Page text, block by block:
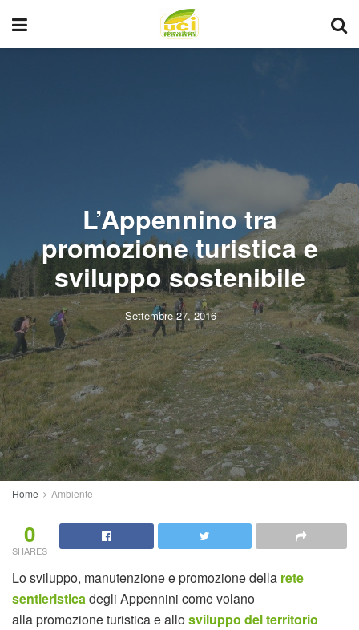
L’Appennino tra
promozione turistica e
sviluppo sostenibile
Settembre 27, 2016
Home Ambiente
0
SHARES
Lo sviluppo, manutenzione e promozione della rete
sentieristicadegli Appennini come volano
alla promozione turistica e allosviluppo del territorio